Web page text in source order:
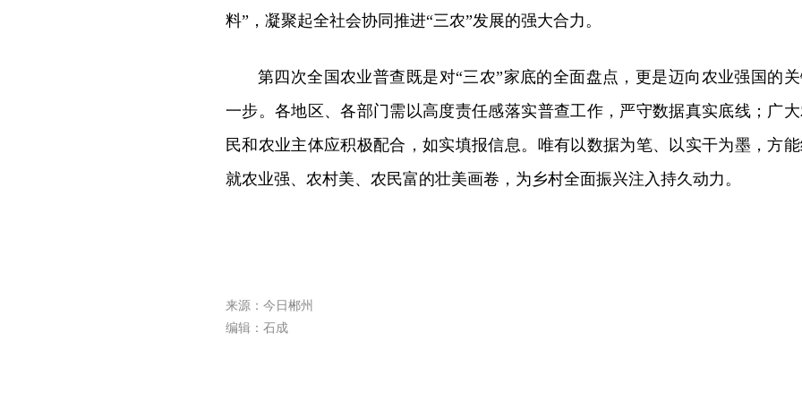
料”，凝聚起全社会协同推进“三农”发展的强大合力。
第四次全国农业普查既是对“三农”家底的全面盘点，更是迈向农业强国的
一步。各地区、各部门需以高度责任感落实普查工作，严守数据真实底线；广
民和农业主体应积极配合，如实填报信息。唯有以数据为笔、以实干为墨，方
就农业强、农村美、农民富的壮美画卷，为乡村全面振兴注入持久动力。
来源：今日郴州
编辑：石成